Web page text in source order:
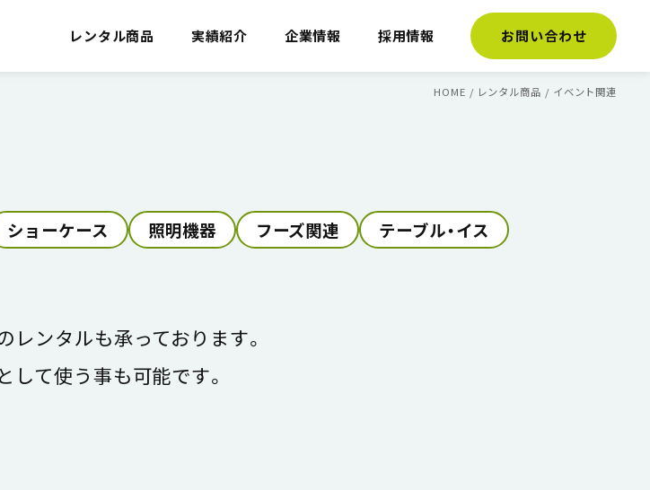
レンタル商品 実績紹介 企業情報 採用情報 お問い合わせ
HOME / レンタル商品 / イベント関連
ショーケース 照明機器 フーズ関連
テーブル・イス
ンタルも承っております。
て使う事も可能です。